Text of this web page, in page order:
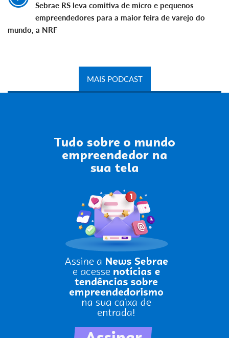
Sebrae RS leva comitiva de micro e pequenos
empreendedores para a maior feira de varejo do
mundo, a NRF
MAIS PODCAST